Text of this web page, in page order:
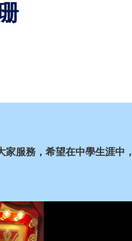
服務，希望在中學生涯中，